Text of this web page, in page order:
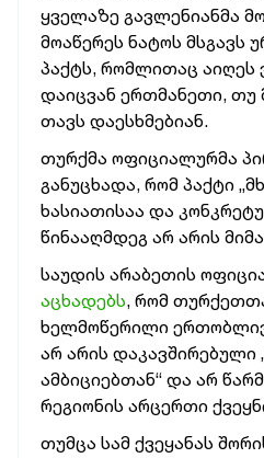
ყველაზე გავლენიანმა
მოაწერეს ნატოს
პაქტს, რომლითაც
დაიცვან ერთმანეთი,
თავს დაესხმებიან.
თურქმა ოფიციალურმა
განუცხადა, რომ პაქტი
ხასიათისაა და
წინააღმდეგ არ არის
საუდის არაბეთის
აცხადებს, რომ
ხელმოწერილი
არ არის დაკავშირებული
ამბიციებთან“ და არ
რეგიონის არცერთი
თუმცა სამ ქვეყანას